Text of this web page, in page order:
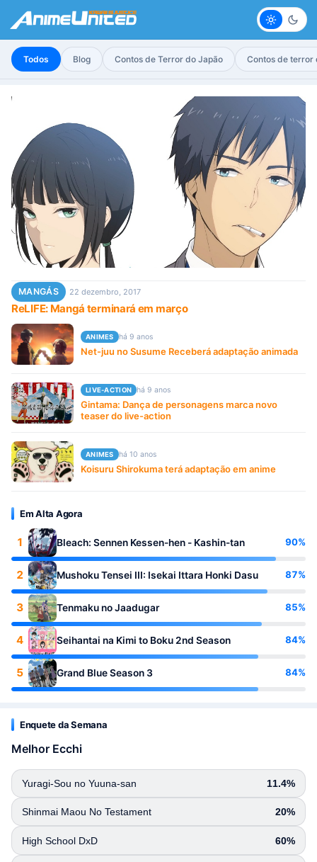
Claro
Todos Blog Contos de Terror do Japão Contos de terror
MANGÁS 22 dezembro, 2017
ReLIFE: Mangá terminará em março
ANIMES há 9 anos
Net-juu no Susume Receberá adaptação animada
LIVE-ACTION há 9 anos
Gintama: Dança de personagens marca novo
teaser do live-action
ANIMES há 10 anos
Koisuru Shirokuma terá adaptação em anime
Em Alta Agora
1 Bleach: Sennen Kessen-hen - Kashin-tan 90%
2 Mushoku Tensei III: Isekai Ittara Honki Dasu 87%
3 Tenmaku no Jaadugar 85%
4 Seihantai na Kimi to Boku 2nd Season 84%
5 Grand Blue Season 3 84%
Enquete da Semana
Melhor Ecchi
Yuragi-Sou no Yuuna-san 11.4%
Shinmai Maou No Testament 20%
High School DxD 60%